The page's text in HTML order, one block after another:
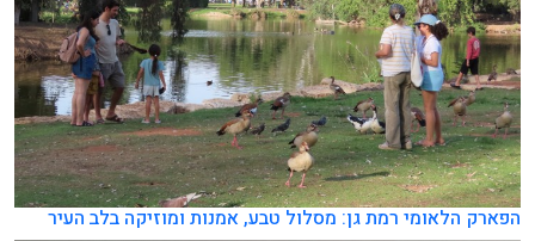
הפארק הלאומי רמת גן: מסלול טבע, אמנות ומוזיקה בלב העיר